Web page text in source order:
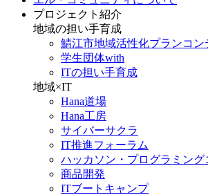
プロジェクト紹介
地域の担い手育成
鯖江市地域活性化プランコン
学生団体with
ITの担い手育成
地域×IT
Hana道場
Hana工房
サイバーサクラ
IT推進フォーラム
ハッカソン・プログラミング
商品開発
ITブートキャンプ